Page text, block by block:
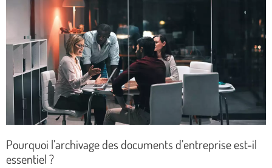
Pourquoi l’archivage des documents d’entreprise est-il
essentiel ?